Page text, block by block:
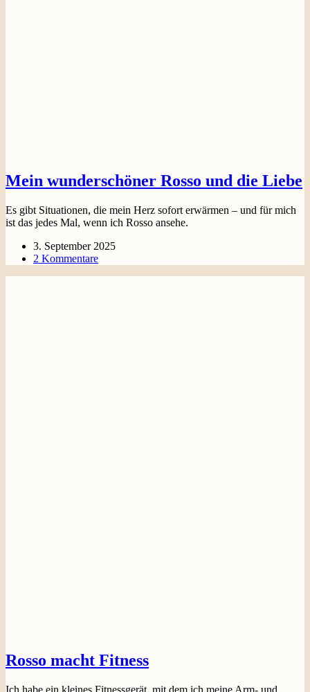
Mein wunderschöner Rosso und die Liebe
Es gibt Situationen, die mein Herz sofort erwärmen – und für mich
ist das jedes Mal, wenn ich Rosso ansehe.
3. September 2025
2 Kommentare
Rosso macht Fitness
Ich habe ein kleines Fitnessgerät, mit dem ich meine Arm- und